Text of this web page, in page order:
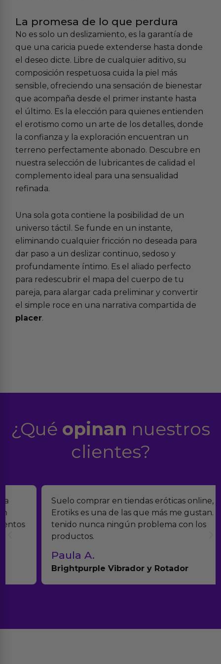
La promesa de lo que perdura
No es solo un deslizamiento, es la garantía de
que una caricia puede extenderse hasta donde
el deseo dicte. Libre de cualquier aditivo, su
composición respetuosa cuida la piel más
sensible, ofreciendo una sensación de bienestar
que acompaña desde el primer instante hasta
el último. Es la elección para quienes entienden
el erotismo como un arte de los detalles, donde
la confianza y la exploración encuentran un
terreno perfectamente abonado. Descubre en
nuestra selección de
lubricantes de calidad el
complemento ideal para una sensualidad
refinada.
Una sola gota contiene la posibilidad de un
universo táctil. Se funde en un instante,
eliminando cualquier fricción no deseada para
dar paso a un deslizar continuo, sedoso y
profundamente íntimo. Es el aliado perfecto
para redescubrir el mapa del cuerpo de tu
pareja, para alargar cada preliminar y convertir
el simple roce en una narrativa compartida de
placer.
¿Qué opinan nuestros
clientes?
Suelo comprar en tiendas eróticas online, y
Erotiks es una de las que más me gustan. No he
tenido nunca ningún problema con los
productos.
Paula A.
Brightpurple Vibrador y Rotador